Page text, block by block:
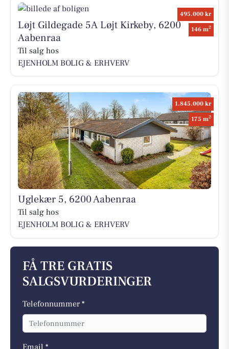
495.000 kr
146 m2
Løjt Gildegade 5A Løjt Kirkeby, 6200
Aabenraa
Til salg hos
EJENHOLM BOLIG & ERHVERV
1.845.000 kr
175 m2
Uglekær 5, 6200 Aabenraa
Til salg hos
EJENHOLM BOLIG & ERHVERV
FÅ TRE GRATIS
SALGSVURDERINGER
Telefonnummer *